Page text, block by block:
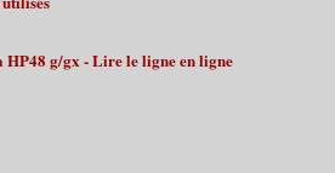
HP48 g/gx - Lire le ligne en ligne